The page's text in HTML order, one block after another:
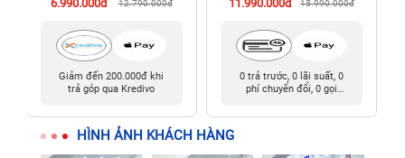
6.990.000đ 12.790.000đ
Giảm đến 200.000đ khi
trả góp qua Kredivo
11.990.000đ 15.990.000đ
0 trả trước, 0 lãi suất, 0
phí chuyển đổi, 0 gọi
HÌNH ẢNH KHÁCH HÀNG